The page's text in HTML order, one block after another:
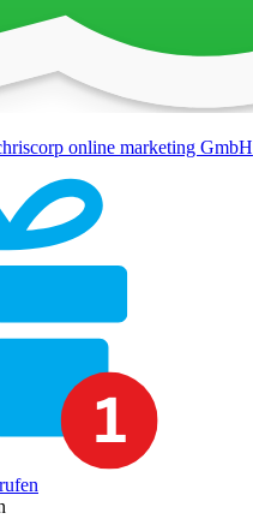
online marketing GmbH